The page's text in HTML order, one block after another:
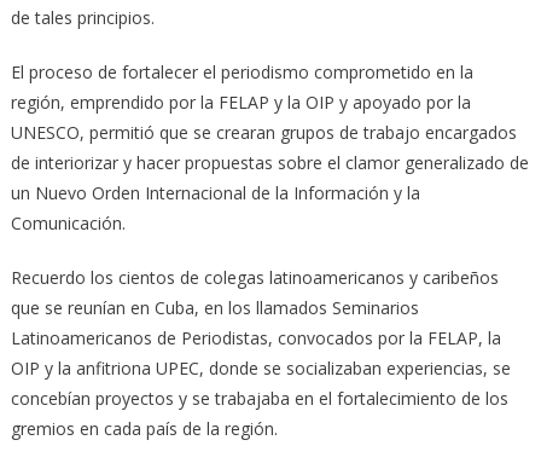
de tales principios.
El proceso de fortalecer el periodismo comprometido en la
región, emprendido por la FELAP y la OIP y apoyado por la
UNESCO, permitió que se crearan grupos de trabajo encargados
de interiorizar y hacer propuestas sobre el clamor generalizado de
un Nuevo Orden Internacional de la Información y la
Comunicación.
Recuerdo los cientos de colegas latinoamericanos y caribeños
que se reunían en Cuba, en los llamados Seminarios
Latinoamericanos de Periodistas, convocados por la FELAP, la
OIP y la anfitriona UPEC, donde se socializaban experiencias, se
concebían proyectos y se trabajaba en el fortalecimiento de los
gremios en cada país de la región.